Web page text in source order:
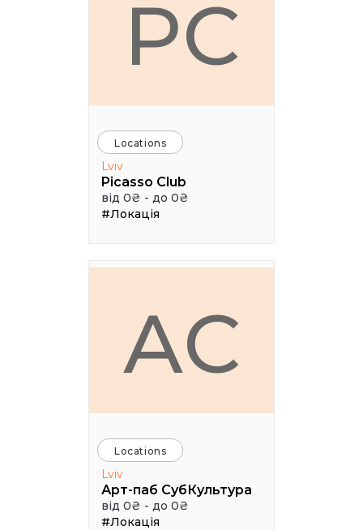
PC
Locations
Lviv
Picasso Club
від 0₴ - до 0₴
#Локація
АС
Locations
Lviv
Арт-паб СубКультура
від 0₴ - до 0₴
#Локація